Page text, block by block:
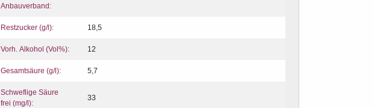
Anbauverband:
Restzucker (g/l): 18,5
Vorh. Alkohol (Vol%): 12
Gesamtsäure (g/l): 5,7
Schweflige Säure
frei (mg/l):
33